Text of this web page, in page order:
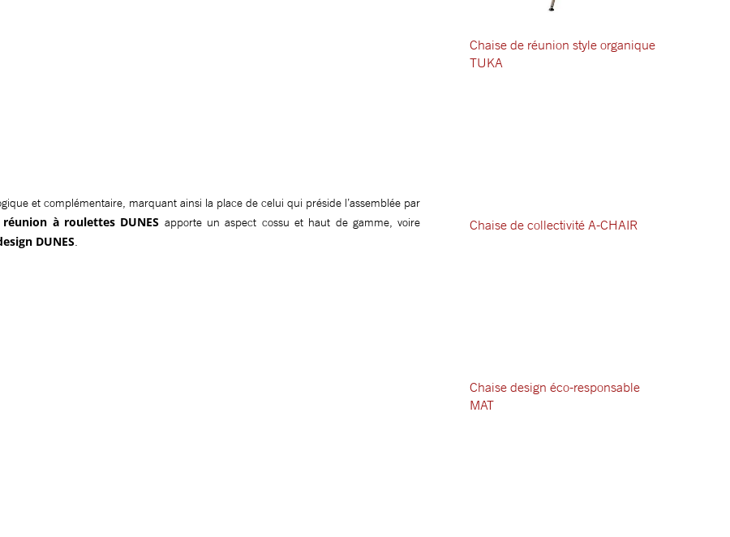
et complémentaire, marquant ainsi la place de celui qui préside l’assemblée par
réunion à roulettes DUNES apporte un aspect cossu et haut de gamme, voire
DUNES.
Chaise de réunion style organique
TUKA
Chaise de collectivité A-CHAIR
Chaise design éco-responsable
MAT